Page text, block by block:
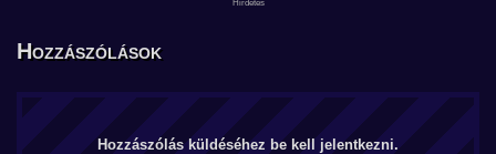
Hozzászólások
Hozzászólás küldéséhez be kell jelentkezni.